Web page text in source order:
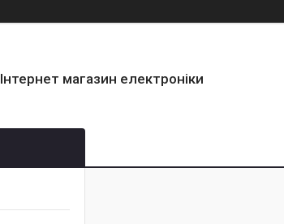
Інтернет магазин електроніки